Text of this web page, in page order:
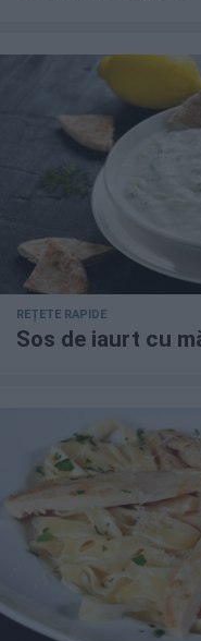
REȚETE RAPIDE
Sos de iaurt cu